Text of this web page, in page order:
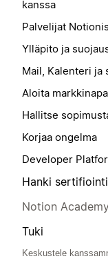
kanssa
Palvelijat
Ylläpito ja
Mail, Kalenteri ja
Aloita
Hallitse
Korjaa ongelma
Developer
Hanki sertifiointi
Notion
Tuki
Keskustele